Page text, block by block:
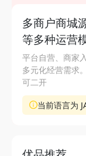
多商户商城
等多种运营
平台自营、商家
多元化经营需求
可二开
当前语言为